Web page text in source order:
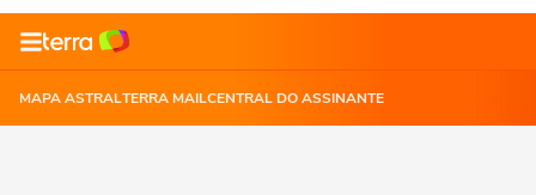
MAPA ASTRALTERRA MAILCENTRAL DO ASSINANTE